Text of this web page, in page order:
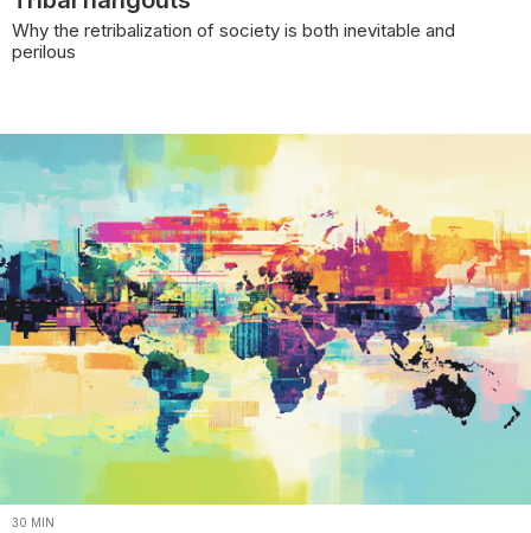
Why the retribalization of society is both inevitable and
perilous
30 MIN